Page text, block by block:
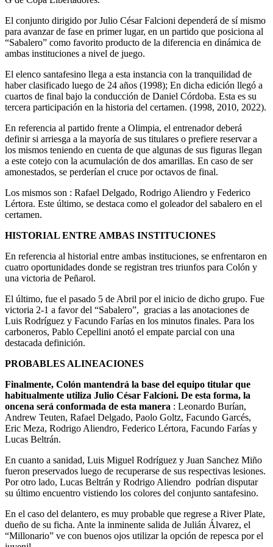
El conjunto dirigido por Julio César Falcioni dependerá de sí mismo
para avanzar de fase en primer lugar, en un partido que posiciona al
“Sabalero” como favorito producto de la diferencia en dinámica de
ambas instituciones a nivel de juego.
El elenco santafesino llega a esta instancia con la tranquilidad de
haber clasificado luego de 24 años (1998); En dicha edición llegó a
cuartos de final bajo la conducción de Daniel Córdoba. Esta es su
tercera participación en la historia del certamen. (1998, 2010, 2022).
En referencia al partido frente a Olimpia, el entrenador deberá
definir si arriesga a la mayoría de sus titulares o prefiere reservar a
los mismos teniendo en cuenta de que algunas de sus figuras llegan
a este cotejo con la acumulación de dos amarillas. En caso de ser
amonestados, se perderían el cruce por octavos de final.
Los mismos son : Rafael Delgado, Rodrigo Aliendro y Federico
Lértora. Este último, se destaca como el goleador del sabalero en el
certamen.
HISTORIAL ENTRE AMBAS INSTITUCIONES
En referencia al historial entre ambas instituciones, se enfrentaron en
cuatro oportunidades donde se registran tres triunfos para Colón y
una victoria de Peñarol.
El último, fue el pasado 5 de Abril por el inicio de dicho grupo. Fue
victoria 2-1 a favor del “Sabalero”, gracias a las anotaciones de
Luis Rodríguez y Facundo Farías en los minutos finales. Para los
carboneros, Pablo Cepellini anotó el empate parcial con una
destacada definición.
PROBABLES ALINEACIONES
Finalmente, Colón mantendrá la base del equipo titular que
habitualmente utiliza Julio César Falcioni. De esta forma, la
oncena será conformada de esta manera : Leonardo Burían,
Andrew Teuten, Rafael Delgado, Paolo Goltz, Facundo Garcés,
Eric Meza, Rodrigo Aliendro, Federico Lértora, Facundo Farías y
Lucas Beltrán.
En cuanto a sanidad, Luis Miguel Rodríguez y Juan Sanchez Miño
fueron preservados luego de recuperarse de sus respectivas lesiones.
Por otro lado, Lucas Beltrán y Rodrigo Aliendro podrían disputar
su último encuentro vistiendo los colores del conjunto santafesino.
En el caso del delantero, es muy probable que regrese a River Plate,
dueño de su ficha. Ante la inminente salida de Julián Álvarez, el
“Millonario” ve con buenos ojos utilizar la opción de repesca por el